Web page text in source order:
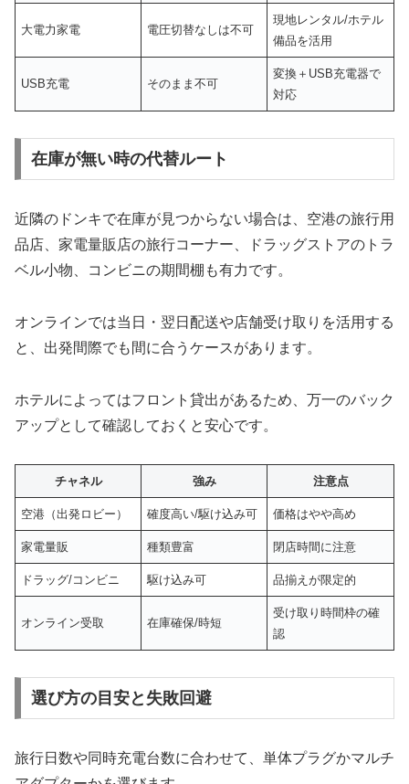
大電力家電 電圧切替なしは不可
現地レンタル/ホテル
備品を活用
USB充電 そのまま不可
変換＋USB充電器で
対応
在庫が無い時の代替ルート
近隣のドンキで在庫が見つからない場合は、空港の旅行用
品店、家電量販店の旅行コーナー、ドラッグストアのトラ
ベル小物、コンビニの期間棚も有力です。
オンラインでは当日・翌日配送や店舗受け取りを活用する
と、出発間際でも間に合うケースがあります。
ホテルによってはフロント貸出があるため、万一のバック
アップとして確認しておくと安心です。
チャネル 強み 注意点
空港（出発ロビー） 確度高い/駆け込み可 価格はやや高め
家電量販 種類豊富 閉店時間に注意
ドラッグ/コンビニ 駆け込み可 品揃えが限定的
オンライン受取 在庫確保/時短
受け取り時間枠の確
認
選び方の目安と失敗回避
旅行日数や同時充電台数に合わせて、単体プラグかマルチ